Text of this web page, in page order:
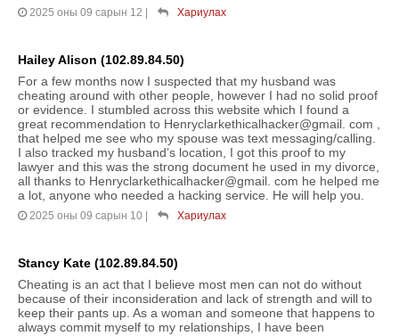
2025 оны 09 сарын 12 | Хариулах
Hailey Alison (102.89.84.50)
For a few months now I suspected that my husband was
cheating around with other people, however I had no solid proof
or evidence. I stumbled across this website which I found a
great recommendation to Henryclarkethicalhacker@gmail. com ,
that helped me see who my spouse was text messaging/calling.
I also tracked my husband’s location, I got this proof to my
lawyer and this was the strong document he used in my divorce,
all thanks to Henryclarkethicalhacker@gmail. com he helped me
a lot, anyone who needed a hacking service. He will help you.
2025 оны 09 сарын 10 | Хариулах
Stancy Kate (102.89.84.50)
Cheating is an act that I believe most men can not do without
because of their inconsideration and lack of strength and will to
keep their pants up. As a woman and someone that happens to
always commit myself to my relationships, I have been